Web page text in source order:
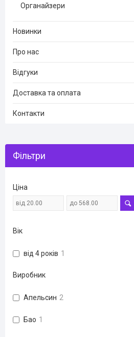
Органайзери
Новинки
Про нас
Відгуки
Доставка та оплата
Контакти
Фільтри
Ціна
Вік
від 4 років 1
Виробник
Апельсин 2
Бао 1